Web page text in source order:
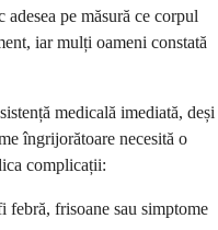
adesea pe măsură ce corpul
iar mulți oameni constată
medicală imediată, deși
îngrijorătoare necesită o
complicații:
febră, frisoane sau simptome